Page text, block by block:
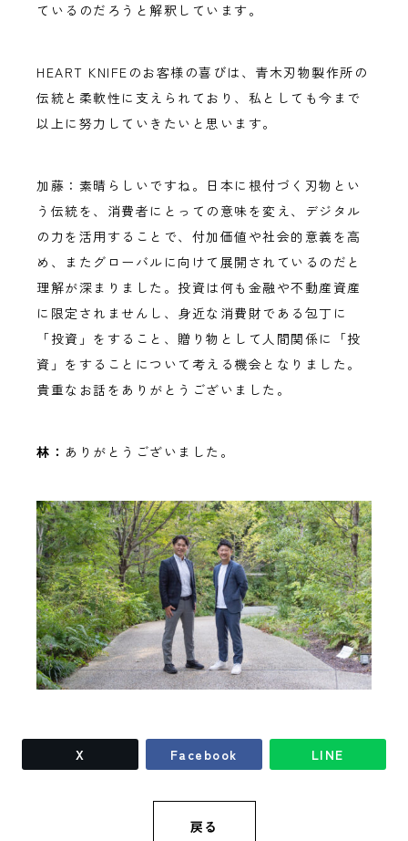
ているのだろうと解釈しています。
HEART KNIFEのお客様の喜びは、青木刃物製作所の
伝統と柔軟性に支えられており、私としても今まで
以上に努力していきたいと思います。
加藤：素晴らしいですね。日本に根付づく刃物とい
う伝統を、消費者にとっての意味を変え、デジタル
の力を活用することで、付加価値や社会的意義を高
め、またグローバルに向けて展開されているのだと
理解が深まりました。投資は何も金融や不動産資産
に限定されませんし、身近な消費財である包丁に
「投資」をすること、贈り物として人間関係に「投
資」をすることについて考える機会となりました。
貴重なお話をありがとうございました。
林： ありがとうございました。
X Facebook LINE
戻る